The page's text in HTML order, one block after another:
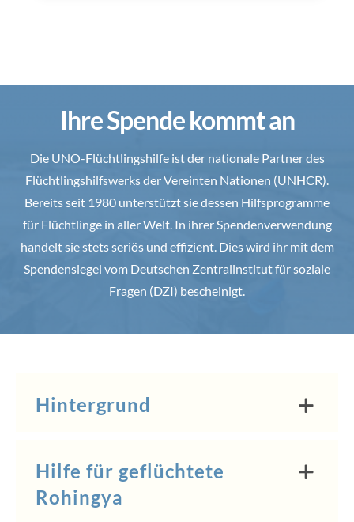
Ihre Spende kommt an
Die UNO-Flüchtlingshilfe ist der nationale Partner des
Flüchtlingshilfswerks der Vereinten Nationen (UNHCR).
Bereits seit 1980 unterstützt sie dessen Hilfsprogramme
für Flüchtlinge in aller Welt. In ihrer Spendenverwendung
handelt sie stets seriös und effizient. Dies wird ihr mit dem
Spendensiegel vom Deutschen Zentralinstitut für soziale
Fragen (DZI) bescheinigt.
Hintergrund
Hilfe für geflüchtete
Rohingya